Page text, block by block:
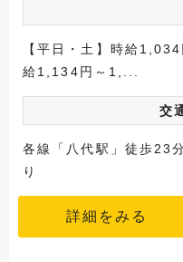
【平日・土】時給
給1,134円～1,...
交
各線「八代駅」徒歩23
り
詳細をみる